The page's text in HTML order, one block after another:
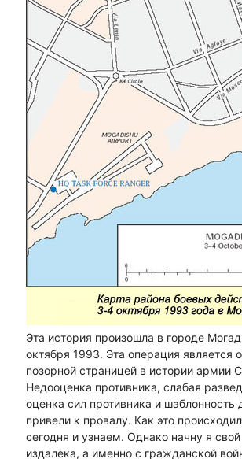
Эта история произошла в городе
октября 1993. Эта операция является
позорной страницей в истории армии
Недооценка противника, слабая
оценка сил противника и шаблонность
привели к провалу. Как это
сегодня и узнаем. Однако начну я
издалека, а именно с гражданской